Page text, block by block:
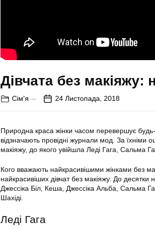
Дівчата без макіяжу:
Сім'я 24 Листопада, 2018
Природна краса жінки часом перевершує
відзначають провідні журнали мод. За їхніми
макіяжу, до якого увійшла Леді Гага, Сальма
Кого вважають найкрасивішими жінками без
найкрасивіших дівчат без макіяжу. До
Джессіка Біл, Кеша, Джессіка Альба, Сальма
Шахіді.
Леді Гага